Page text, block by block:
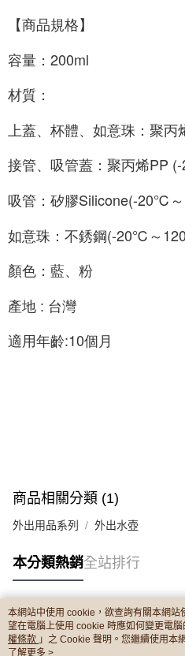
【商品規格】
容量：200ml
材質：
上蓋、杯體、如意珠：聚
接管、吸管蓋：聚丙烯PP
吸管：矽膠Silicone(-20℃
如意珠：不銹鋼(-20℃～
顏色：藍、粉
產地 : 台灣
適用年齡:10個月
商品相關分類 (1)
外出用品系列 外出水壺
本分類熱銷全站排行
熱門標籤
本網站中使用 cookie，欲查詢有關本網
望在電腦上使用 cookie 時應如何變更電
權條款 」之 Cookie 聲明。您繼續使用本
用條款之 Cookie 聲明使用 cookie。
了解更多 >